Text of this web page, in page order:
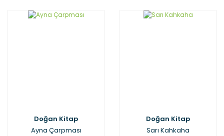
Doğan Kitap
Ayna Çarpması
Doğan Kitap
Sarı Kahkaha